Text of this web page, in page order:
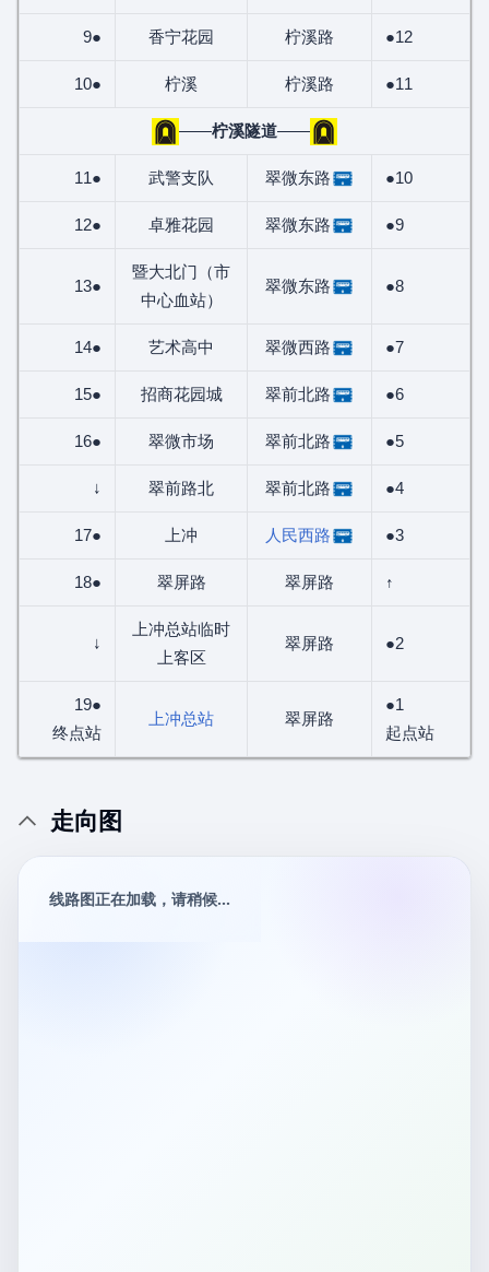
9● 香宁花园 柠溪路 ●12
10● 柠溪 柠溪路 ●11
——柠溪隧道——
11● 武警支队 翠微东路 ●10
12● 卓雅花园 翠微东路 ●9
13●
暨大北门（市
中心血站）
翠微东路 ●8
14● 艺术高中 翠微西路 ●7
15● 招商花园城 翠前北路 ●6
16● 翠微市场 翠前北路 ●5
↓ 翠前路北 翠前北路 ●4
17● 上冲 人民西路 ●3
18● 翠屏路 翠屏路 ↑
↓
上冲总站临时
上客区
翠屏路 ●2
19●
终点站
上冲总站 翠屏路
●1
起点站
走向图
线路图正在加载，请稍候...